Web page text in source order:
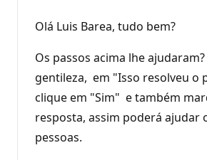
Olá Luis Barea, tudo bem?
Os passos acima lhe
gentileza, em "Isso resolveu o
clique em "Sim" e também
resposta, assim poderá ajudar
pessoas.